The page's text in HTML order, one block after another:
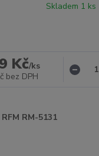
Skladem 1 ks
Kč/ks
bez DPH
RFM RM-5131